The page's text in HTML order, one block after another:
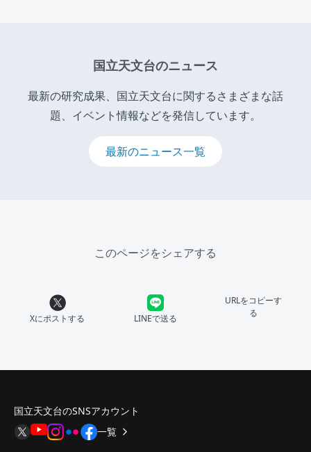
国立天文台のニュース
最新の研究成果、国立天文台に関するさまざまな話
題、イベント情報などを発信しています。
最新のニュース一覧
このページをシェアする
Xにポストする LINEで送る
URLをコピーす
る
国立天文台のSNSアカウント
一覧